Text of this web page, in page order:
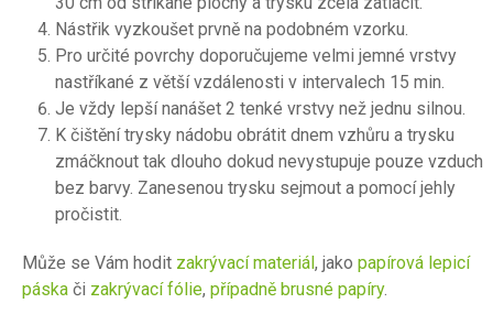
Nástřik vyzkoušet prvně na podobném vzorku.
Pro určité povrchy doporučujeme velmi jemné vrstvy
nastříkané z větší vzdálenosti v intervalech 15 min.
Je vždy lepší nanášet 2 tenké vrstvy než jednu silnou.
K čištění trysky nádobu obrátit dnem vzhůru a trysku
zmáčknout tak dlouho dokud nevystupuje pouze vzduch
bez barvy. Zanesenou trysku sejmout a pomocí jehly
pročistit.
Může se Vám hodit zakrývací materiál, jako papírová lepicí
páska či zakrývací fólie, případně brusné papíry.